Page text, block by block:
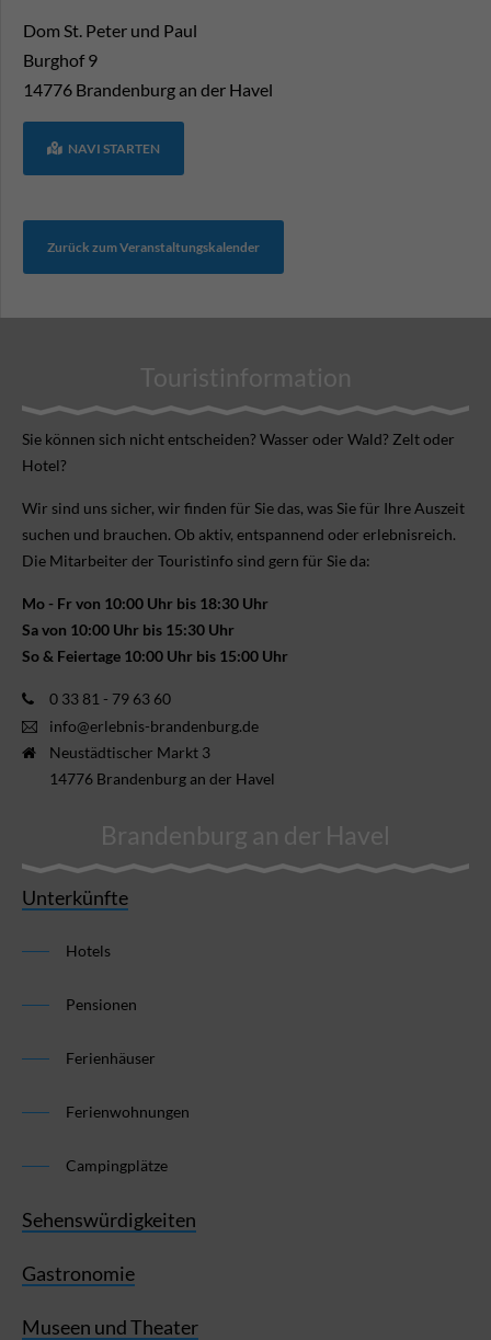
Dom St. Peter und Paul
Burghof 9
14776 Brandenburg an der Havel
NAVI STARTEN
Zurück zum Veranstaltungskalender
Touristinformation
Sie können sich nicht ent­scheiden? Wasser oder Wald? Zelt oder
Hotel?
Wir sind uns sicher, wir finden für Sie das, was Sie für Ihre Aus­zeit
suchen und brauchen. Ob aktiv, ent­spannend oder erlebnis­reich.
Die Mitarbeiter der Touristinfo sind gern für Sie da:
Mo - Fr von 10:00 Uhr bis 18:30 Uhr
Sa von 10:00 Uhr bis 15:30 Uhr
So & Feiertage 10:00 Uhr bis 15:00 Uhr
0 33 81 - 79 63 60
info@erlebnis-brandenburg.de
Neustädtischer Markt 3
14776 Brandenburg an der Havel
Brandenburg an der Havel
Unterkünfte
Hotels
Pensionen
Ferienhäuser
Ferienwohnungen
Campingplätze
Sehenswürdigkeiten
Gastronomie
Museen und Theater